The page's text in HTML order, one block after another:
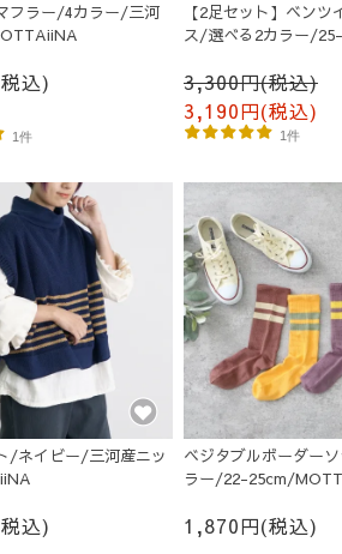
フラー/4カラー/三河
込)
1件
【2足セット】ベンツ
ス/選べる2カラー/25-
3,300円(税込)
3,190円(税込)
1件
/ネイビー/三河産ニッ
込)
ベジタブルボーダー
ラー/22-25cm/
1,870円(税込)